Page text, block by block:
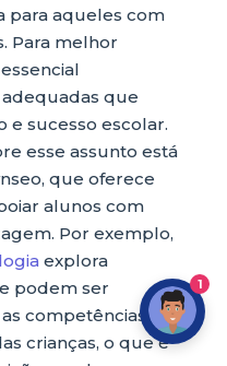
para aqueles com
Para melhor
que
e sucesso escolar.
esse assunto está
que oferece
alunos com
Por exemplo,
explora
podem ser
competências
crianças, o que é
1